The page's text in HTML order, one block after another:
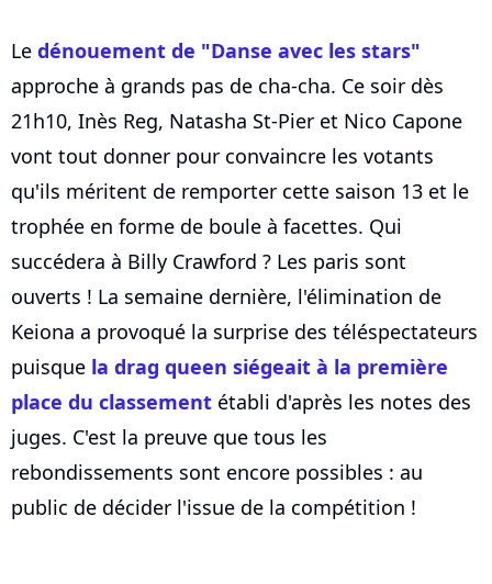
Le dénouement de "Danse avec les stars"
approche à grands pas de cha-cha. Ce soir dès
21h10, Inès Reg, Natasha St-Pier et Nico Capone
vont tout donner pour convaincre les votants
qu'ils méritent de remporter cette saison 13 et le
trophée en forme de boule à facettes. Qui
succédera à Billy Crawford ? Les paris sont
ouverts ! La semaine dernière, l'élimination de
Keiona a provoqué la surprise des téléspectateurs
puisque la drag queen siégeait à la première
place du classement établi d'après les notes des
juges. C'est la preuve que tous les
rebondissements sont encore possibles : au
public de décider l'issue de la compétition !